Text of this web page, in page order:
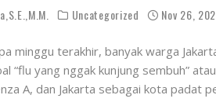
Uncategorized Nov 26,
minggu terakhir, banyak warga
“flu yang nggak kunjung sembuh”
A, dan Jakarta sebagai kota padat